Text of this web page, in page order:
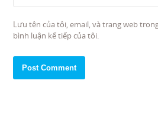
Lưu tên của tôi, email, và trang web
bình luận kế tiếp của tôi.